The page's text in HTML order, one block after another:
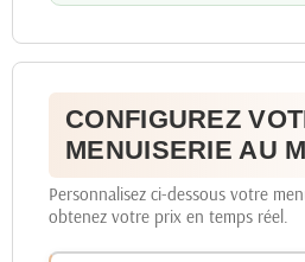
CONFIGUREZ
MENUISERIE AU
Personnalisez ci-dessous votre
obtenez votre prix en temps réel.